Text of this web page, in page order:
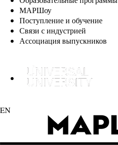
МАРШоу
Поступление и обучение
Связи с индустрией
Ассоциация выпускников
EN